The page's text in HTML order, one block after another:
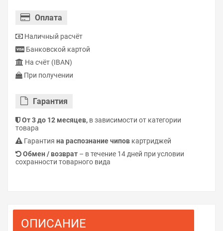
Оплата
Наличный расчёт
Банковской картой
На счёт (IBAN)
При получении
Гарантия
От 3 до 12 месяцев, в зависимости от категории
товара
Гарантия на распознание чипов картриджей
Обмен / возврат – в течение 14 дней при условии
сохранности товарного вида
ОПИСАНИЕ